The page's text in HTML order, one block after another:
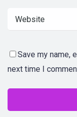
Save my name,
next time I